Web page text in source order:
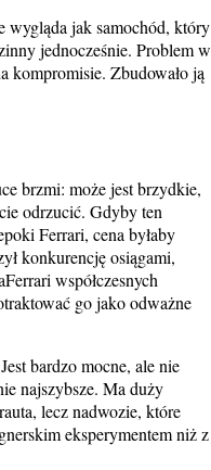
wygląda jak samochód, który
jednocześnie. Problem w
kompromisie. Zbudowało ją
brzmi: może jest brzydkie,
odrzucić. Gdyby ten
Ferrari, cena byłaby
konkurencję osiągami,
współczesnych
go jako odważne
bardzo mocne, ale nie
najszybsze. Ma duży
lecz nadwozie, które
eksperymentem niż z